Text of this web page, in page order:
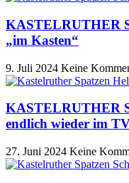
KASTELRUTHER
„im Kasten“
9. Juli 2024 Keine
KASTELRUTHER
endlich wieder im
27. Juni 2024 Keine